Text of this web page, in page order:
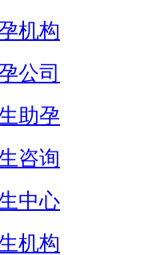
机构
公司
助孕
咨询
中心
机构